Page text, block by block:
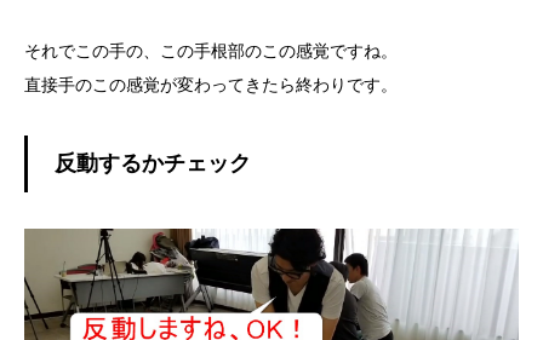
それでこの手の、この手根部のこの感覚ですね。
直接手のこの感覚が変わってきたら終わりです。
反動するかチェック